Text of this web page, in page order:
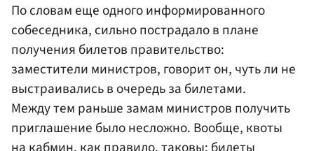
По словам еще одного информированного
собеседника, сильно пострадало в плане
получения билетов правительство:
заместители министров, говорит он, чуть ли не
выстраивались в очередь за билетами.
Между тем раньше замам министров получить
приглашение было несложно. Вообще, квоты